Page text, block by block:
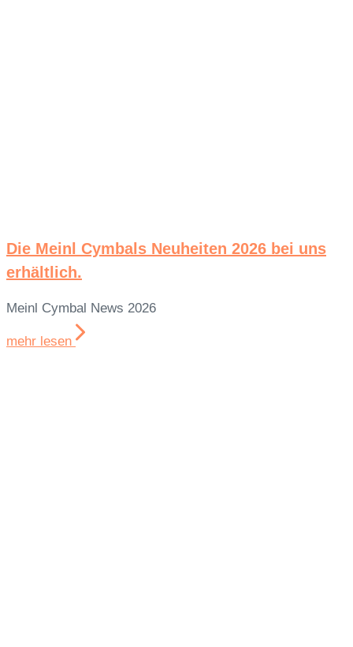
Die Meinl Cymbals Neuheiten 2026 bei uns
erhältlich.
Meinl Cymbal News 2026
mehr lesen